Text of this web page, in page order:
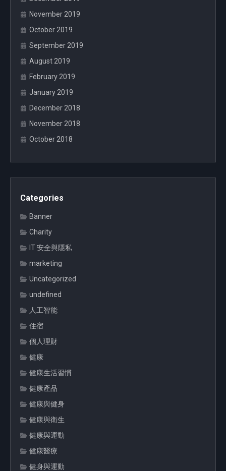
November 2019
October 2019
September 2019
August 2019
February 2019
January 2019
December 2018
November 2018
October 2018
Categories
Banner
Charity
IT 安全與隱私
marketing
Uncategorized
undefined
人工智能
住宿
個人理財
健康
健康生活習慣
健康產品
健康與健身
健康與衛生
健康與運動
健康醫療
健身與運動